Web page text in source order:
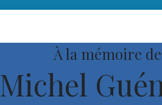
À la mémoire de
Michel